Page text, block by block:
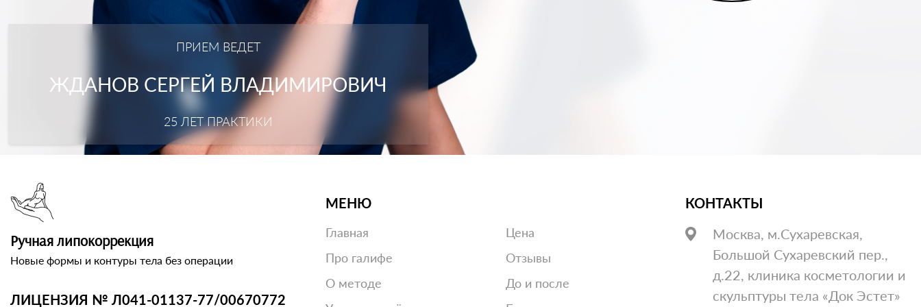
ПРИЕМ ВЕДЕТ
ЖДАНОВ СЕРГЕЙ ВЛАДИМИРОВИЧ
25 ЛЕТ ПРАКТИКИ
Ручная липокоррекция
Новые формы и контуры тела без операции
ЛИЦЕНЗИЯ № Л041-01137-77/00670772
МЕНЮ
Главная
Про галифе
О методе
Цена
Отзывы
До и после
КОНТАКТЫ
Москва, м.Сухаревская,
Большой Сухаревский пер.,
д.22, клиника косметологии и
скульптуры тела «Док Эстет»